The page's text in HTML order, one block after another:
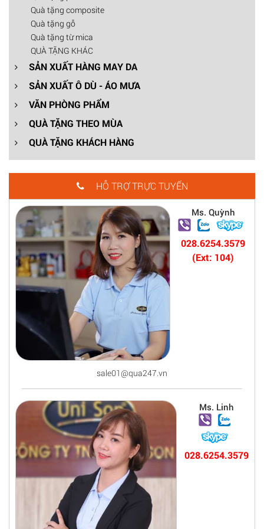
Quà tặng composite
Quà tặng gỗ
Quà tặng từ mica
QUÀ TẶNG KHÁC
SẢN XUẤT HÀNG MAY DA
SẢN XUẤT Ô DÙ - ÁO MƯA
VĂN PHÒNG PHẨM
QUÀ TẶNG THEO MÙA
QUÀ TẶNG KHÁCH HÀNG
HỖ TRỢ TRỰC TUYẾN
Ms. Quỳnh
028.6254.3579
(Ext: 104)
sale01@qua247.vn
Ms. Linh
028.6254.3579